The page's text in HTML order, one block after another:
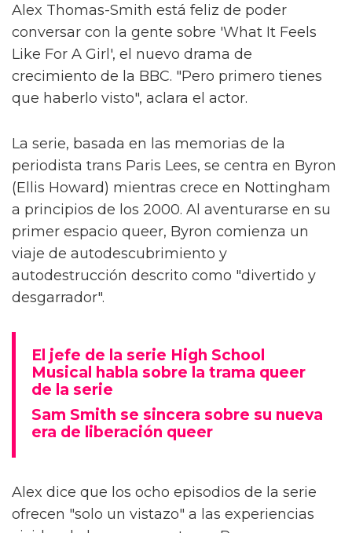
Alex Thomas-Smith está feliz de poder
conversar con la gente sobre 'What It Feels
Like For A Girl', el nuevo drama de
crecimiento de la BBC. "Pero primero tienes
que haberlo visto", aclara el actor.
La serie, basada en las memorias de la
periodista trans Paris Lees, se centra en Byron
(Ellis Howard) mientras crece en Nottingham
a principios de los 2000. Al aventurarse en su
primer espacio queer, Byron comienza un
viaje de autodescubrimiento y
autodestrucción descrito como "divertido y
desgarrador".
El jefe de la serie High School
Musical habla sobre la trama queer
de la serie
Sam Smith se sincera sobre su nueva
era de liberación queer
Alex dice que los ocho episodios de la serie
ofrecen "solo un vistazo" a las experiencias